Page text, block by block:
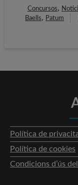
Concursos,
Baells, Patum
Política de
Política de cookies
Condicions d’ús